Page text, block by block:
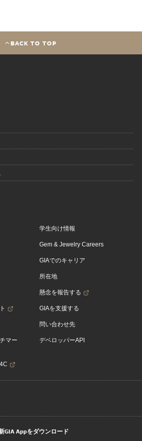
BACK TO TOP
マー
学生向け情報
Gem & Jewelry Careers
GIAでのキャリア
所在地
懸念を報告する
GIAを支援する
問い合わせ先
デベロッパーAPI
GIA Appをダウンロード